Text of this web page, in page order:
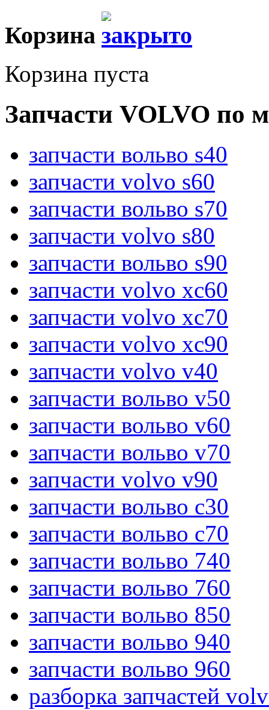
Корзина
Корзина пуста
Запчасти VOLVO по
запчасти вольво s40
запчасти volvo s60
запчасти вольво s70
запчасти volvo s80
запчасти вольво s90
запчасти volvo xc60
запчасти volvo xc70
запчасти volvo xc90
запчасти volvo v40
запчасти вольво v50
запчасти вольво v60
запчасти вольво v70
запчасти volvo v90
запчасти вольво c30
запчасти вольво c70
запчасти вольво 740
запчасти вольво 760
запчасти вольво 850
запчасти вольво 940
запчасти вольво 960
разборка запчастей